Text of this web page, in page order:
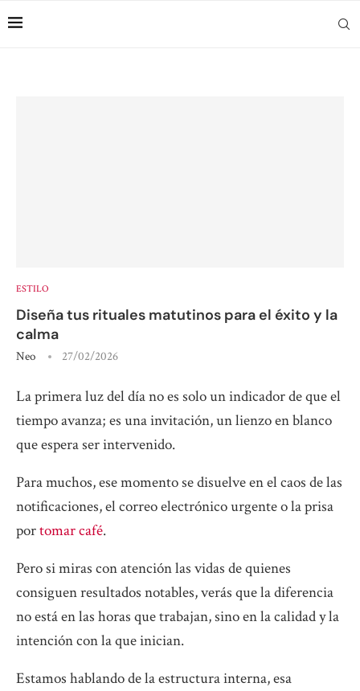
ESTILO
Diseña tus rituales matutinos para el éxito y la
calma
Neo 27/02/2026
La primera luz del día no es solo un indicador de que el
tiempo avanza; es una invitación, un lienzo en blanco
que espera ser intervenido.
Para muchos, ese momento se disuelve en el caos de las
notificaciones, el correo electrónico urgente o la prisa
portomar café.
Pero si miras con atención las vidas de quienes
consiguen resultados notables, verás que la diferencia
no está en las horas que trabajan, sino en la calidad y la
intención con la que inician.
Estamos hablando de la estructura interna, esa